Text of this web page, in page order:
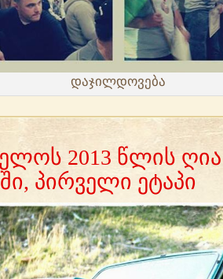
დაჯილდოვება
2013 წლის ღია
პირველი ეტაპი